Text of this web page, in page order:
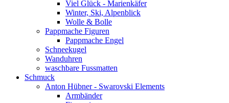
Viel Glück - Marienkäfer
Winter, Ski, Alpenblick
Wolle & Bolle
Pappmache Figuren
Pappmache Engel
Schneekugel
Wanduhren
waschbare Fussmatten
Schmuck
Anton Hübner - Swarovski Elements
Armbänder